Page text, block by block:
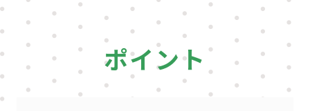
ポイント